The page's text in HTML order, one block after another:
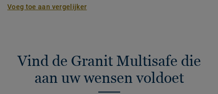
Voeg toe aan vergelijker
Vind de Granit Multisafe die
aan uw wensen voldoet